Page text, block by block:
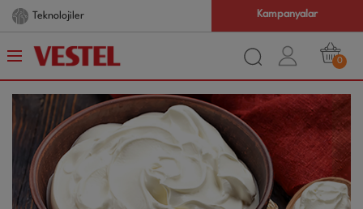
Teknolojiler Kampanyalar
0